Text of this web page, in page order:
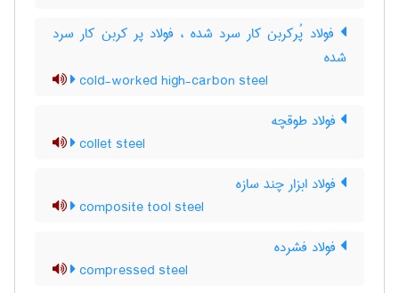
فولاد پُرکربن کار سرد شده ، فولاد پر کربن کار سرد
شده
cold-worked high-carbon steel
فولاد طوقچه
collet steel
فولاد ابزار چند سازه
composite tool steel
فولاد فشرده
compressed steel